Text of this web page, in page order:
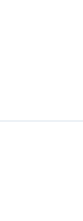
デビュー。
出演。2025年
トを記録し